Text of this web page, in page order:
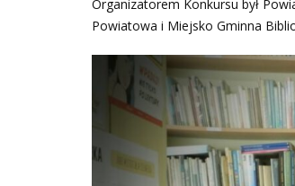
Organizatorem Konkursu był
Powiatowa i Miejsko Gminna